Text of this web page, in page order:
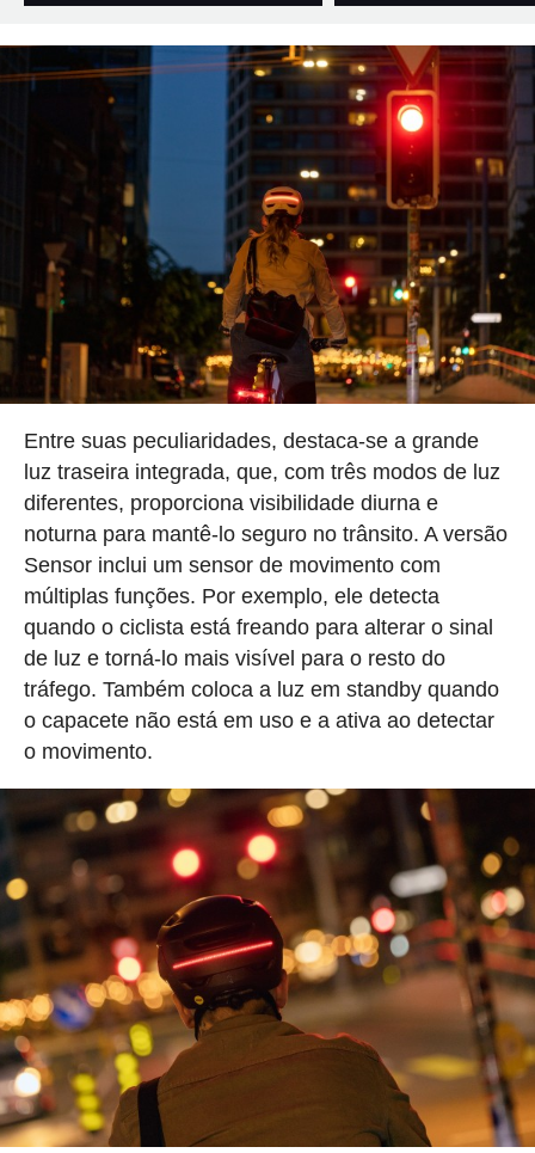
Entre suas peculiaridades, destaca-se a grande
luz traseira integrada, que, com três modos de luz
diferentes, proporciona visibilidade diurna e
noturna para mantê-lo seguro no trânsito. A versão
Sensor inclui um sensor de movimento com
múltiplas funções. Por exemplo, ele detecta
quando o ciclista está freando para alterar o sinal
de luz e torná-lo mais visível para o resto do
tráfego. Também coloca a luz em standby quando
o capacete não está em uso e a ativa ao detectar
o movimento.